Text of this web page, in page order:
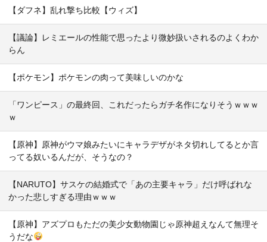
【ダフネ】乱れ撃ち比較【ウィズ】
【議論】レミエールの性能で思ったより微妙扱いされるのよくわか
らん
【ポケモン】ポケモンの肉って美味しいのかな
「ワンピース」の最終回、これだったらガチ名作になりそうｗｗｗ
ｗ
【原神】原神がウマ娘みたいにキャラデザがネタ切れしてるとか言
ってる奴いるんだが、そうなの？
【NARUTO】サスケの結婚式で「あの主要キャラ」だけ呼ばれな
かった悲しすぎる理由ｗｗｗ
【原神】アズプロもただの美少女動物園じゃ原神超えなんて無理そ
うだな